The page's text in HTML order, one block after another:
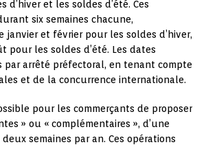
d’hiver et les soldes d’été. Ces
six semaines chacune,
janvier et février pour les soldes d’hiver,
pour les soldes d’été. Les dates
par arrêté préfectoral, en tenant compte
et de la concurrence internationale.
pour les commerçants de proposer
» ou « complémentaires », d’une
semaines par an. Ces opérations